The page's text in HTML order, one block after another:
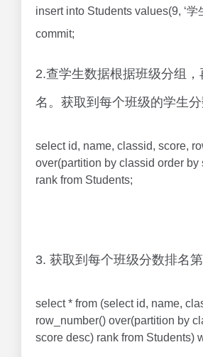
insert into Students values(9, ‘学
commit;
2.查学生数据根据班级分组
名。获取到每个班级的学生分
select id, name, classid, score,
over(partition by classid order by
rank from Students;
3. 获取到每个班级分数排名
select * from (select id, name,
row_number() over(partition by
score desc) rank from Students)